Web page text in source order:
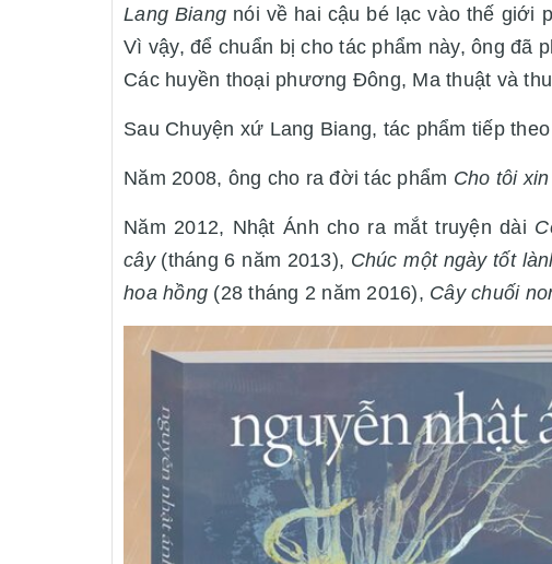
Lang Biang nói về hai cậu bé lạc vào thế giới
Vì vậy, để chuẩn bị cho tác phẩm này, ông đã
Các huyền thoại phương Đông, Ma thuật và
Sau Chuyện xứ Lang Biang, tác phẩm tiếp
Năm 2008, ông cho ra đời tác phẩm Cho tôi
Năm 2012, Nhật Ánh cho ra mắt truyện dài
cây(tháng 6 năm 2013), Chúc một ngày tốt
hoa hồng (28 tháng 2 năm 2016), Cây chuối